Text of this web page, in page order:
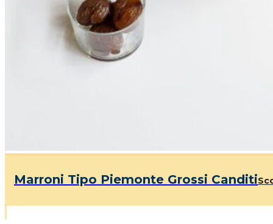
Marroni Tipo Piemonte Grossi Canditi